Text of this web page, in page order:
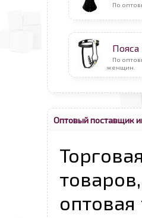
По
По
женщин.
Оптовый поставщик